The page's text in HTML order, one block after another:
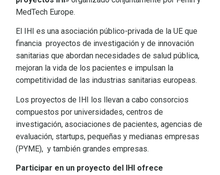
MedTech Europe.
El IHI es una asociación público-privada de la UE que
financia proyectos de investigación y de innovación
sanitarias que abordan necesidades de salud pública,
mejoran la vida de los pacientes e impulsan la
competitividad de las industrias sanitarias europeas.
Los proyectos de IHI los llevan a cabo consorcios
compuestos por universidades, centros de
investigación, asociaciones de pacientes, agencias de
evaluación, startups, pequeñas y medianas empresas
(PYME), y también grandes empresas.
Participar en un proyecto del IHI ofrece